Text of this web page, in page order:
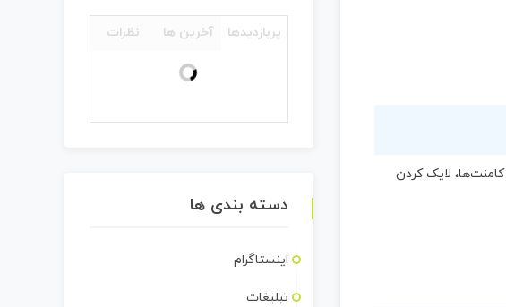
لایک کردن
پربازدیدها آخرین ها نظرات
دسته بندی ها
اینستاگرام
تبلیغات